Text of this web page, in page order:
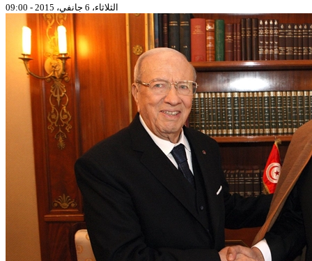
الثلاثاء، 6 جانفي، 2015 - 09:00